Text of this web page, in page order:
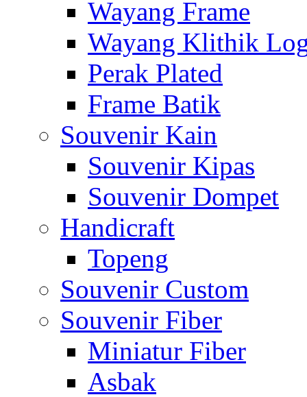
Wayang Frame
Wayang Klithik
Perak Plated
Frame Batik
Souvenir Kain
Souvenir Kipas
Souvenir Dompet
Handicraft
Topeng
Souvenir Custom
Souvenir Fiber
Miniatur Fiber
Asbak